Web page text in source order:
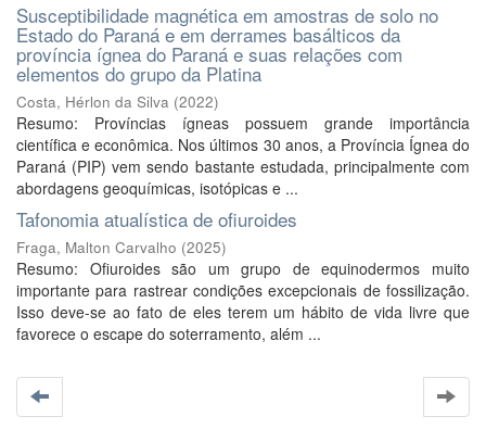
Susceptibilidade magnética em amostras de solo no
Estado do Paraná e em derrames basálticos da
província ígnea do Paraná e suas relações com
elementos do grupo da Platina
Costa, Hérlon da Silva (2022)
Resumo: Províncias ígneas possuem grande importância
científica e econômica. Nos últimos 30 anos, a Província Ígnea do
Paraná (PIP) vem sendo bastante estudada, principalmente com
abordagens geoquímicas, isotópicas e ...
Tafonomia atualística de ofiuroides
Fraga, Malton Carvalho (2025)
Resumo: Ofiuroides são um grupo de equinodermos muito
importante para rastrear condições excepcionais de fossilização.
Isso deve-se ao fato de eles terem um hábito de vida livre que
favorece o escape do soterramento, além ...